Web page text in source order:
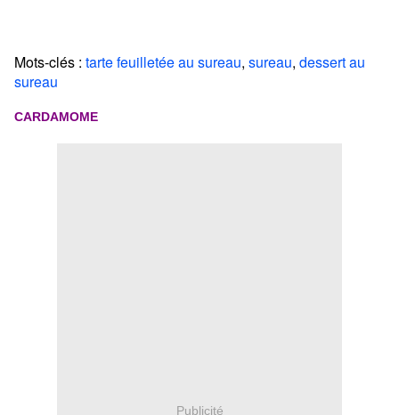
Mots-clés : tarte feuilletée au sureau, sureau, dessert au
sureau
CARDAMOME
Publicité